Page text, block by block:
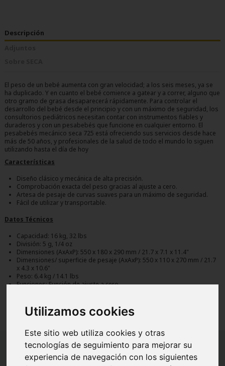
Utilizamos cookies
Este sitio web utiliza cookies y otras
tecnologías de seguimiento para mejorar su
experiencia de navegación con los siguientes
Descripción
El peso de un bebé aumenta con gran velocidad; a los seis meses, ya se
ha duplicado. Y en cuanto el bebé comience a gatear y a correr, alguno que
otro gramo de grasa desaparecerá rápidamente. Para controlar el
desarrollo del bebé desde el principio y con un máximo de seguridad, los
consultorios pediátricos necesitan contar con instrumentos fiables y
duraderos y con un pesabebés que funcione en cualquier entorno. El
pesabebés mecánico seca 725 está ofreciendo sus servicios desde hace
más de 50 años, y profesionales de la salud de todo el mundo lo siguen
utilizando hasta el día de hoy
Características
Diseño clásico y mecánica de alta precisión.
Comprobación exacta del peso gracias al ajuste a cero.
Artesa de pesaje de curvas suaves para un máximo de seguridad.
Fácil de utilizar y transportable.
Datos Técnicos
Capacidad: 16 kg, 32 lbs
División: 5 g, 1/4 oz
Dimensiones (AxAxP): 550 x 180 x 290 mm / 21.7 x 7.1 x 11.4"
Dimensiones/ superficie de pesaje (AxAxP): 550 x 110 x 270 mm / 21.7
x 4.3 x 10.6"
Peso: 6.4 kg / 14.1 lbs
Funciones: Función de ajuste a cero